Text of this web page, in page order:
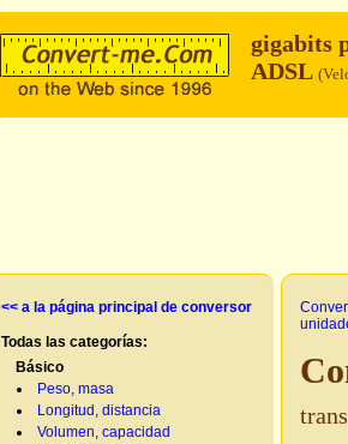
gigabits
ADSL
<< a la página principal de conversor
Todas las categorías:
Básico
Peso, masa
Longitud, distancia
Volumen, capacidad